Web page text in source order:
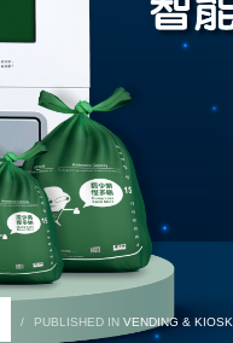
/ PUBLISHED IN VENDING & KIOSK